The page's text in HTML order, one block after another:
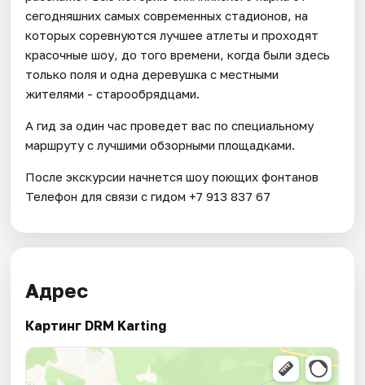
сегодняшних самых современных стадионов, на
которых соревнуются лучшее атлеты и проходят
красочные шоу, до того времени, когда были здесь
только поля и одна деревушка с местными
жителями - старообрядцами.
А гид за один час проведет вас по специальному
маршруту с лучшими обзорными площадками.
После экскурсии начнется шоу поющих фонтанов
Телефон для связи с гидом +7 913 837 67
Адрес
Картинг DRM Karting